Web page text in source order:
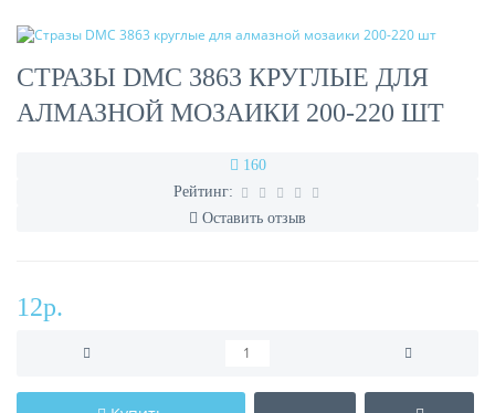
СТРАЗЫ DMC 3863 КРУГЛЫЕ ДЛЯ
АЛМАЗНОЙ МОЗАИКИ 200-220 ШТ
160
Рейтинг:
Оставить отзыв
12р.